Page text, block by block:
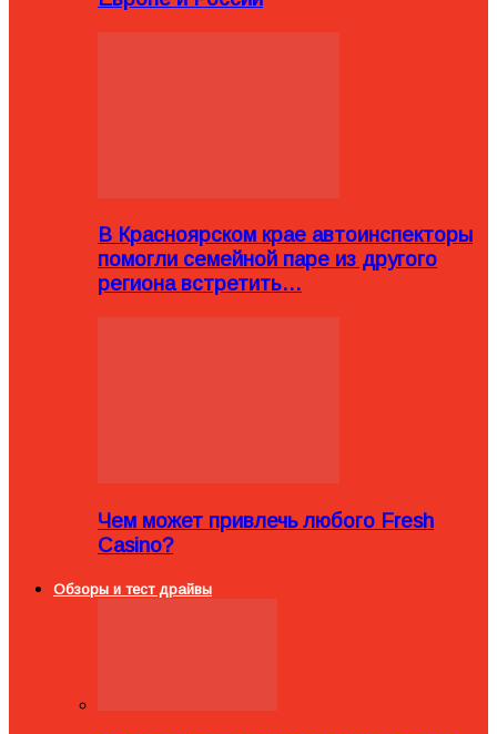
В Красноярском крае автоинспекторы
помогли семейной паре из другого
региона встретить…
Чем может привлечь любого Fresh
Casino?
Обзоры и тест драйвы